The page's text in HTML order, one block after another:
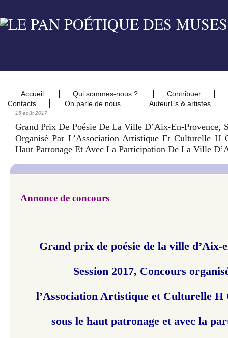
Accueil Qui sommes-nous ?
Contribuer
Contacts
On parle de nous AuteurEs & artistes
15 août 2017
Grand Prix De Poésie De La Ville D’Aix-En-Provence,
Organisé Par L’Association Artistique Et Culturelle
Haut Patronage Et Avec La Participation De La Ville
Annonce de concours
Grand prix de poésie de la ville d’Aix-
Session 2017, Concours
l’Association Artistique et Culturelle H
sous le haut patronage et avec la